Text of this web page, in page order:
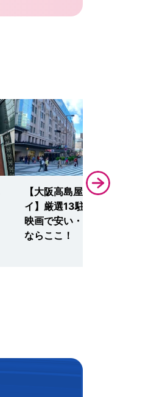
【大阪高島屋・なんばマル
イ】厳選13駐車場！セール
映画で安い・予約・無料割引
ならここ！